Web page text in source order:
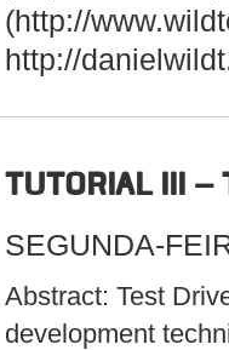
(http://
http://
TUTORIAL III –
SEGUNDA-
Abstract: Test
development